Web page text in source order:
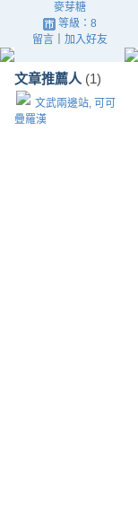
麥芽糖
等級：8
留言｜ 加入好友
文章推薦人 (1)
文武兩邊站, 可可
疊羅漢